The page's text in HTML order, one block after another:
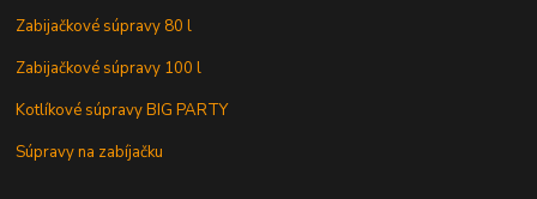
Zabijačkové súpravy 80 l
Zabijačkové súpravy 100 l
Kotlíkové súpravy BIG PARTY
Súpravy na zabíjačku